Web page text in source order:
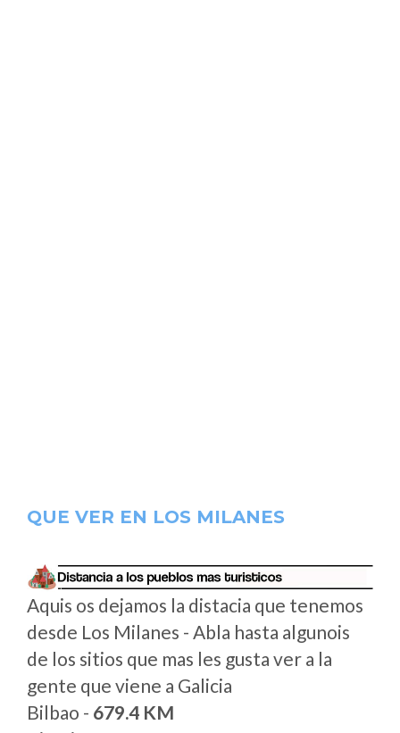
QUE VER EN LOS MILANES
Aquis os dejamos la distacia que tenemos
desde Los Milanes - Abla hasta algunois
de los sitios que mas les gusta ver a la
gente que viene a Galicia
Bilbao - 679.4 KM